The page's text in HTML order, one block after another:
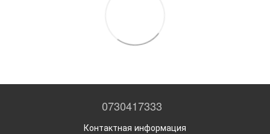
0730417333
Контактная информация